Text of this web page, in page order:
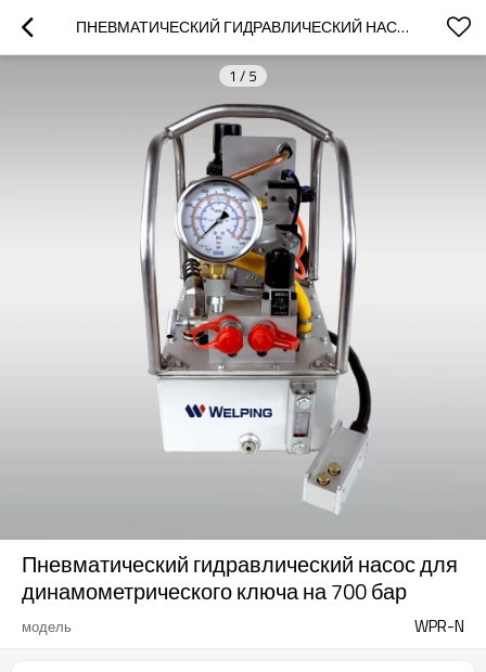
ПНЕВМАТИЧЕСКИЙ ГИДРАВЛИЧЕСКИЙ НАСОС ДЛЯ ДИНАМОМЕТРИЧЕСКОГО КЛЮЧА НА 700 БАР
1 / 5
Пневматический гидравлический насос для
динамометрического ключа на 700 бар
модель WPR-N